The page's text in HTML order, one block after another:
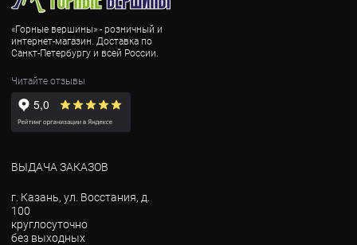
«Горные вершины» - розничный и
интернет-магазин. Доставка по
Санкт-Петербургу и всей России.
Читайте отзывы
ВЫДАЧА ЗАКАЗОВ
г. Казань, ул. Восстания, д.
100
круглосуточно
без выходных